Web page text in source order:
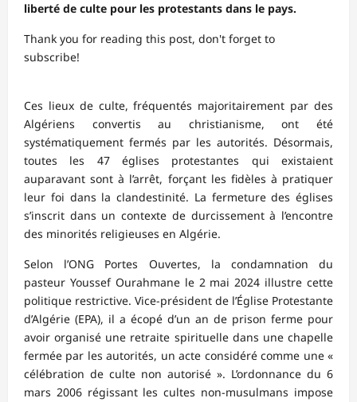
liberté de culte pour les protestants dans le pays.
Thank you for reading this post, don't forget to
subscribe!
Ces lieux de culte, fréquentés majoritairement par des
Algériens convertis au christianisme, ont été
systématiquement fermés par les autorités. Désormais,
toutes les 47 églises protestantes qui existaient
auparavant sont à l’arrêt, forçant les fidèles à pratiquer
leur foi dans la clandestinité. La fermeture des églises
s’inscrit dans un contexte de durcissement à l’encontre
des minorités religieuses en Algérie.
Selon l’ONG Portes Ouvertes, la condamnation du
pasteur Youssef Ourahmane le 2 mai 2024 illustre cette
politique restrictive. Vice-président de l’Église Protestante
d’Algérie (EPA), il a écopé d’un an de prison ferme pour
avoir organisé une retraite spirituelle dans une chapelle
fermée par les autorités, un acte considéré comme une «
célébration de culte non autorisé ». L’ordonnance du 6
mars 2006 régissant les cultes non-musulmans impose